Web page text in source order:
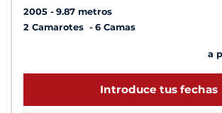
2005
9.87 metros
2 Camarotes
6 Camas
a
Introduce tus fechas